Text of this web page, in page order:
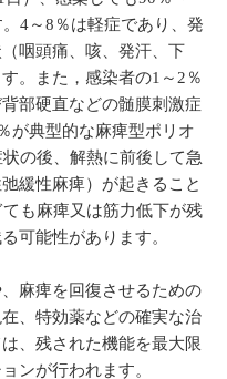
4～8％は軽症であり、発
咽頭痛、咳、発汗、下
。また，感染者の1～2％
部硬直などの髄膜刺激症
が典型的な麻痺型ポリオ
の後、解熱に前後して急
緩性麻痺）が起きること
も麻痺又は筋力低下が残
可能性があります。
麻痺を回復させるための
、特効薬などの確実な治
、残された機能を最大限
ンが行われます。